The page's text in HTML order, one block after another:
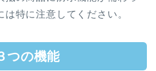
特に注意してください。
つの機能